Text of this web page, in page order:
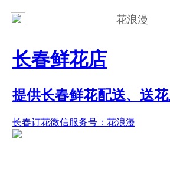
花浪漫
长春鲜花店
提供长春鲜花配送、送
长春订花微信服务号：花浪漫